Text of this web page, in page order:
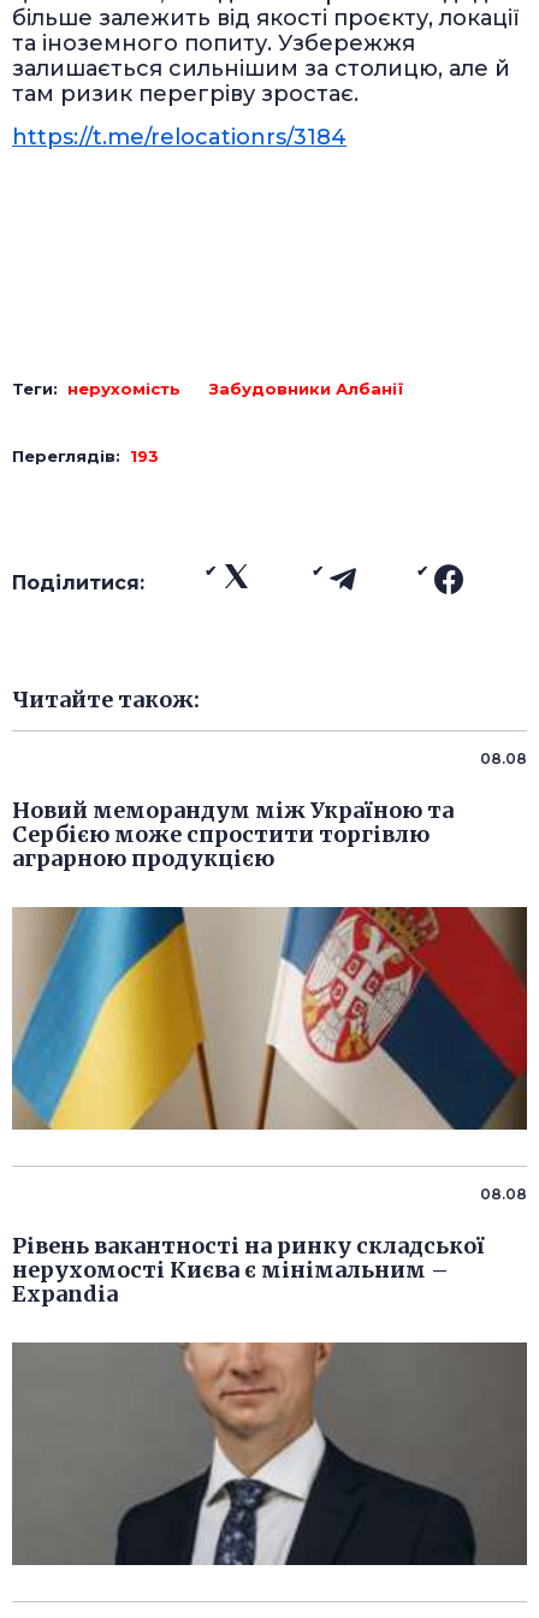
більше залежить від якості проєкту, локації
та іноземного попиту. Узбережжя
залишається сильнішим за столицю, але й
там ризик перегріву зростає.
https://t.me/relocationrs/3184
Теги: нерухомість Забудовники Албанії
Переглядів: 193
Поділитися:
Читайте також:
08.08
Новий меморандум між Україною та
Сербією може спростити торгівлю
аграрною продукцією
08.08
Рівень вакантності на ринку складської
нерухомості Києва є мінімальним –
Expandia